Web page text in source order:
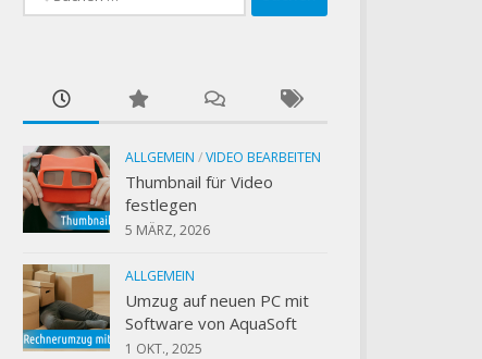
nach:
ALLGEMEIN /VIDEO BEARBEITEN
Thumbnail für Video
festlegen
5 MÄRZ, 2026
ALLGEMEIN
Umzug auf neuen PC mit
Software von AquaSoft
1 OKT., 2025